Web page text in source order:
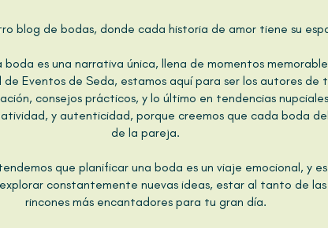
blog de bodas, donde cada historia de amor tiene su
es una narrativa única, llena de momentos
de Eventos de Seda, estamos aquí para ser los autores de
consejos prácticos, y lo último en tendencias
y autenticidad, porque creemos que cada boda
de la pareja.
que planificar una boda es un viaje emocional, y
constantemente nuevas ideas, estar al tanto de
rincones más encantadores para tu gran día.